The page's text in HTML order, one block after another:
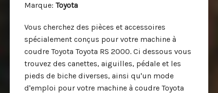
Marque: Toyota
Vous cherchez des pièces et accessoires
spécialement conçus pour votre machine à
coudre Toyota Toyota RS 2000. Ci dessous vous
trouvez des canettes, aiguilles, pédale et les
pieds de biche diverses, ainsi qu'un mode
d'emploi pour votre machine à coudre Toyota